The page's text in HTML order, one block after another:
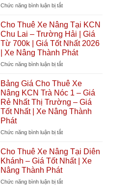
Tốt
2026
|
Xe
Nâng
Thành
Phát
Đại
Giá
Từ
700k
Giá
Tốt
2026
|
Xe
Nâng
Thành
Chức năng bình luận bị tắtở
Thuê
Xe
Nâng
Tại
KCN
Cầu
Phước
Đông
|
Giá
Từ
Nhất
2026
|
Xe
Cho Thuê Xe Nâng Tại KCN
Chu Lai – Trường Hải | Giá
Từ 700k | Giá Tốt Nhất 2026
| Xe Nâng Thành Phát
Chức năng bình luận bị tắtở
Thuê
Xe
Nâng
Tại
KCN
Lai
Hải
|
Giá
Từ
Bảng Giá Cho Thuê Xe
Nâng KCN Trà Nóc 1 – Giá
Rẻ Nhất Thị Trường – Giá
Tốt Nhất | Xe Nâng Thành
Phát
Chức năng bình luận bị tắtở
Giá
Cho
Thuê
Xe
Nâng
Cho Thuê Xe Nâng Tại Diên
Khánh – Giá Tốt Nhất | Xe
Nâng Thành Phát
Chức năng bình luận bị tắtở